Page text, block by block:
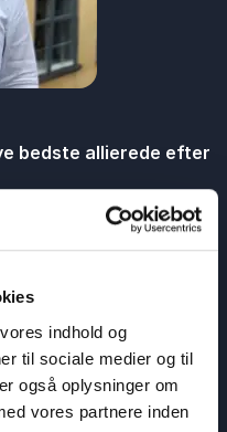
indhold og
til sociale medier og til
også oplysninger om
vores partnere inden
bedste allierede efter
situationer i
Europas nye bedste